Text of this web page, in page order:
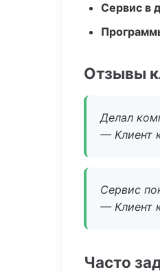
Сервис в
Отзывы
Делал
— Клиент
Сервис
— Клиент
Часто